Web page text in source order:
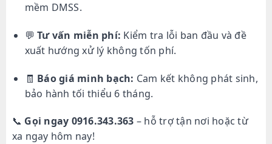
mềm DMSS.
💬Tư vấn miễn phí: Kiểm tra lỗi ban đầu và đề
xuất hướng xử lý không tốn phí.
🧾 Báo giá minh bạch: Cam kết không phát sinh,
bảo hành tối thiểu 6 tháng.
📞 Gọi ngay 0916.343.363 – hỗ trợ tận nơi hoặc từ
xa ngay hôm nay!